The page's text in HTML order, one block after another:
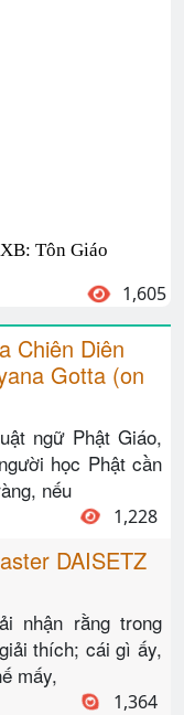
Tôn Giáo
1,605
Chiên Diên
Gotta (on
ngữ Phật Giáo,
học Phật cần
nếu
1,228
DAISETZ
nhận rằng trong
thích; cái gì ấy,
mấy,
1,364